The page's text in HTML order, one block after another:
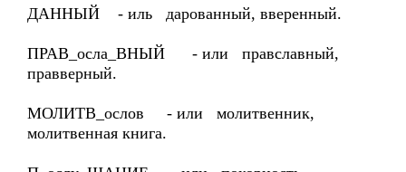
ДАННЫЙ - иль дарованный, вверенный.
ПРАВ_осла_ВНЫЙ - или правславный,
правверный.
МОЛИТВ_ослов - или молитвенник,
молитвенная книга.